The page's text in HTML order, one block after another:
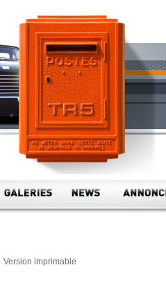
Version imprimable